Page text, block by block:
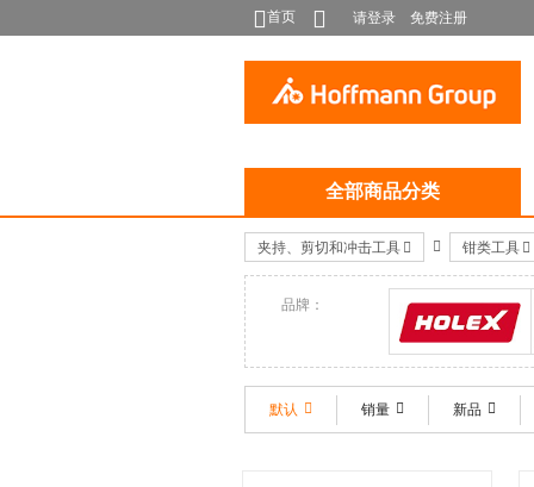
首页 请登录 免费注册
全部商品分类
夹持、剪切和冲击工具 钳类工具
品牌：
HOLEX
默认
销量 新品